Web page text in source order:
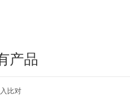
产品
比对